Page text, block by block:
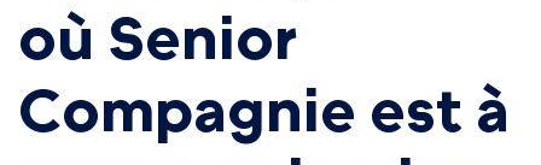
où Senior
Compagnie est à